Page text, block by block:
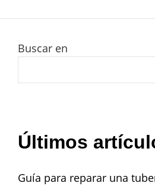
Buscar en
Últimos
Guía para reparar una